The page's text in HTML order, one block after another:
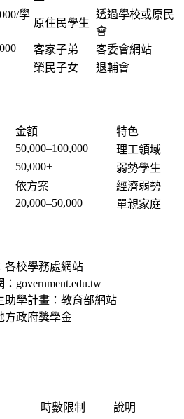
學
原住民學生
透過學校或原民
會
客家子弟
客委會網站
榮民子女 退輔會
金額
特色
50,000–100,000
理工領域
50,000+
弱勢學生
依方案
經濟弱勢
20,000–50,000 單親家庭
各校學務處網站
：government.edu.tw
助學計畫 ：教育部網站
方政府獎學金
時數限制 說明